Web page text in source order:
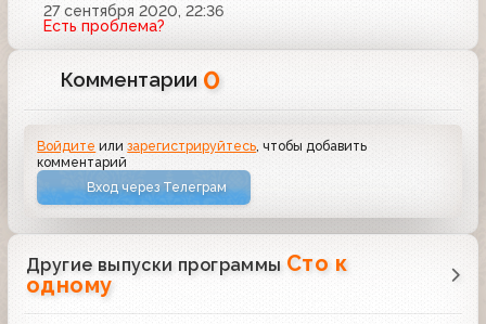
27 сентября 2020, 22:36
Есть проблема?
Комментарии 0
Войдите илизарегистрируйтесь , чтобы добавить
комментарий
Вход через Телеграм
Другие выпуски программы Сто к
одному